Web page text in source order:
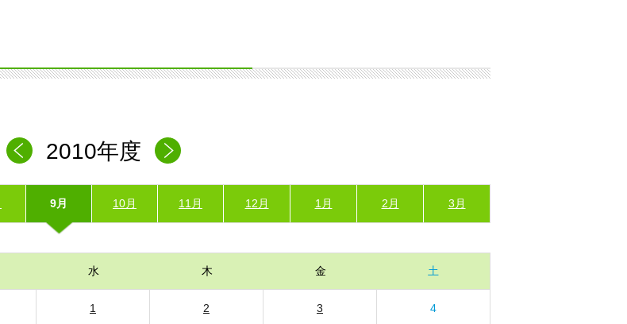
2010年度
9月 10月 11月 12月 1月 2月 3月
水 木 金 土
1 2 3 4